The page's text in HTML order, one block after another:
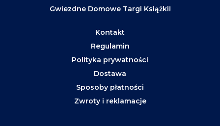
Gwiezdne Domowe Targi Książki!
Kontakt
Regulamin
Polityka prywatności
Dostawa
Sposoby płatności
Zwroty i reklamacje